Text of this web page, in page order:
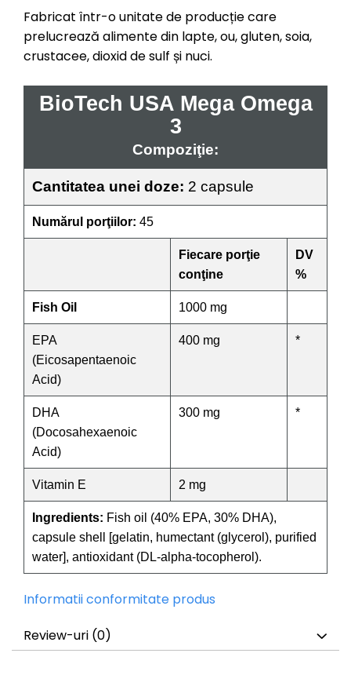
Fabricat într-o unitate de producție care
prelucrează alimente din lapte, ou, gluten, soia,
crustacee, dioxid de sulf și nuci.
BioTech USA Mega Omega
3
Compoziţie:
Cantitatea unei doze: 2 capsule
Numărul porţiilor: 45
Fiecare porţie
conţine
DV
%
Fish Oil 1000 mg
EPA
(Eicosapentaenoic
Acid)
400 mg *
DHA
(Docosahexaenoic
Acid)
300 mg *
Vitamin E 2 mg
Ingredients: Fish oil (40% EPA, 30% DHA),
capsule shell [gelatin, humectant (glycerol), purified
water], antioxidant (DL-alpha-tocopherol).
Informatii conformitate produs
Review-uri (0)